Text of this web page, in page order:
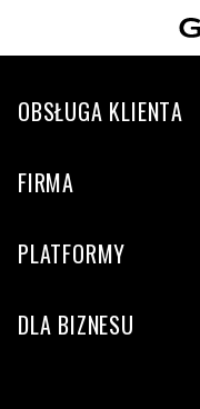
OBSŁUGA KLIENTA
FIRMA
PLATFORMY
DLA BIZNESU